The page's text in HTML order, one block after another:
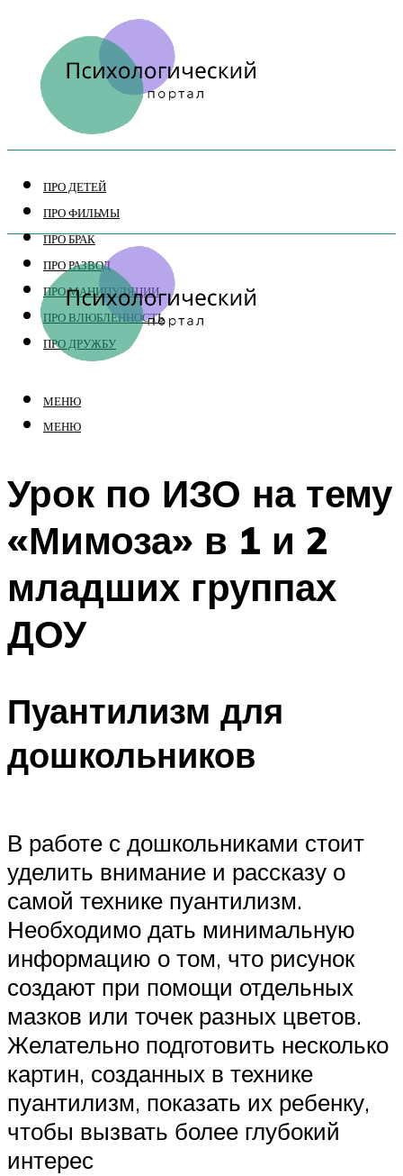
ПРО ДЕТЕЙ
ПРО ФИЛЬМЫ
ПРО БРАК
ПРО РАЗВОД
ПРО МАНИПУЛЯЦИИ
ПРО ВЛЮБЛЕННОСТЬ
ПРО ДРУЖБУ
МЕНЮ
МЕНЮ
Урок по ИЗО на тему
«Мимоза» в 1 и 2
младших группах
ДОУ
Пуантилизм для
дошкольников
В работе с дошкольниками стоит
уделить внимание и рассказу о
самой технике пуантилизм.
Необходимо дать минимальную
информацию о том, что рисунок
создают при помощи отдельных
мазков или точек разных цветов.
Желательно подготовить несколько
картин, созданных в технике
пуантилизм, показать их ребенку,
чтобы вызвать более глубокий
интерес